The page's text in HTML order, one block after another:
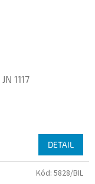
JN 1117
DETAIL
Kód: 5828/BIL